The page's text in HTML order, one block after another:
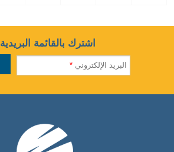
اشترك بالقائمة البريدية
البريد الإلكتروني *